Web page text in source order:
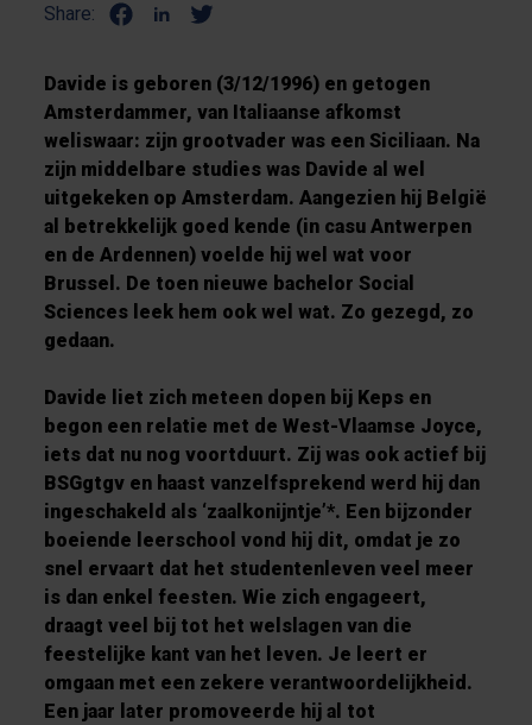
Share:
Davide is geboren (3/12/1996) en getogen
Amsterdammer, van Italiaanse afkomst
weliswaar: zijn grootvader was een Siciliaan. Na
zijn middelbare studies was Davide al wel
uitgekeken op Amsterdam. Aangezien hij België
al betrekkelijk goed kende (in casu Antwerpen
en de Ardennen) voelde hij wel wat voor
Brussel. De toen nieuwe bachelor Social
Sciences leek hem ook wel wat. Zo gezegd, zo
gedaan.
Davide liet zich meteen dopen bij Keps en
begon een relatie met de West-Vlaamse Joyce,
iets dat nu nog voortduurt. Zij was ook actief bij
BSGgtgv en haast vanzelfsprekend werd hij dan
ingeschakeld als ‘zaalkonijntje’*. Een bijzonder
boeiende leerschool vond hij dit, omdat je zo
snel ervaart dat het studentenleven veel meer
is dan enkel feesten. Wie zich engageert,
draagt veel bij tot het welslagen van die
feestelijke kant van het leven. Je leert er
omgaan met een zekere verantwoordelijkheid.
Een jaar later promoveerde hij al tot